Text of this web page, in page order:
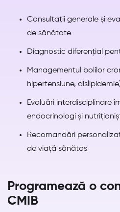
Consultații generale și
de sănătate
Diagnostic diferențial
Managementul bolilor
hipertensiune,
Evaluări interdisciplinare
endocrinologi și
Recomandări
de viață sănătos
Programează o
CMIB